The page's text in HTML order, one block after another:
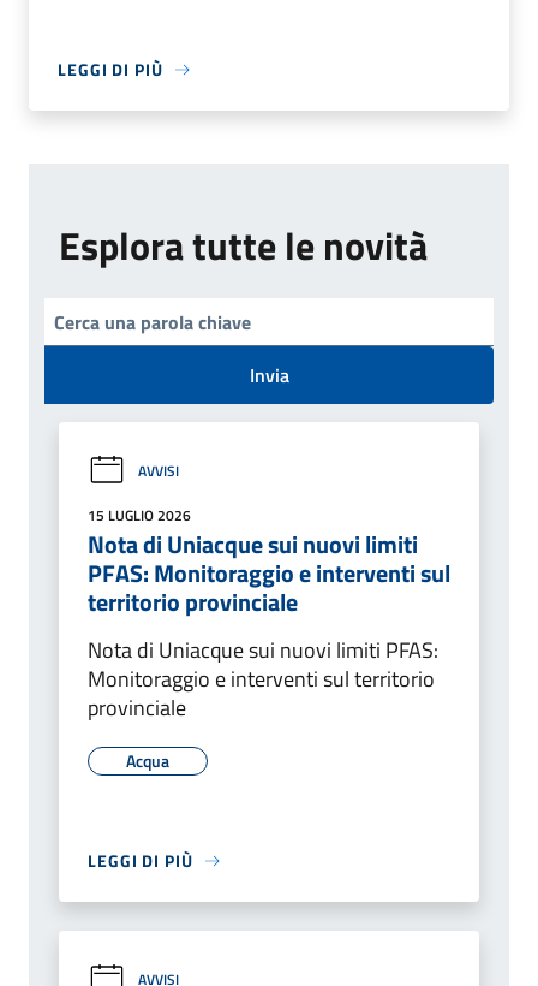
LEGGI DI PIÙ
Esplora tutte le novità
Invia
AVVISI
15 LUGLIO 2026
Nota di Uniacque sui nuovi limiti
PFAS: Monitoraggio e interventi sul
territorio provinciale
Nota di Uniacque sui nuovi limiti PFAS:
Monitoraggio e interventi sul territorio
provinciale
Acqua
LEGGI DI PIÙ
AVVISI